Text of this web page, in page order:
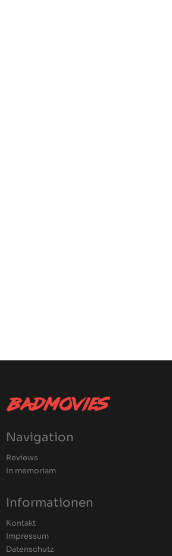
Navigation
Reviews
In memoriam
Informationen
Kontakt
Impressum
Datenschutz